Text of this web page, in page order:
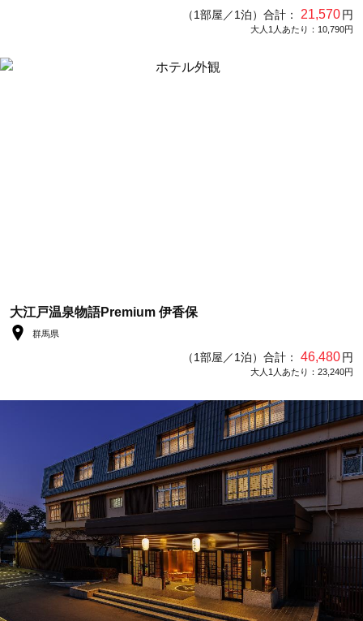
（1部屋／1泊）合計： 21,570円
大人1人あたり：10,790円
大江戸温泉物語Premium 伊香保
群馬県
（1部屋／1泊）合計： 46,480円
大人1人あたり：23,240円